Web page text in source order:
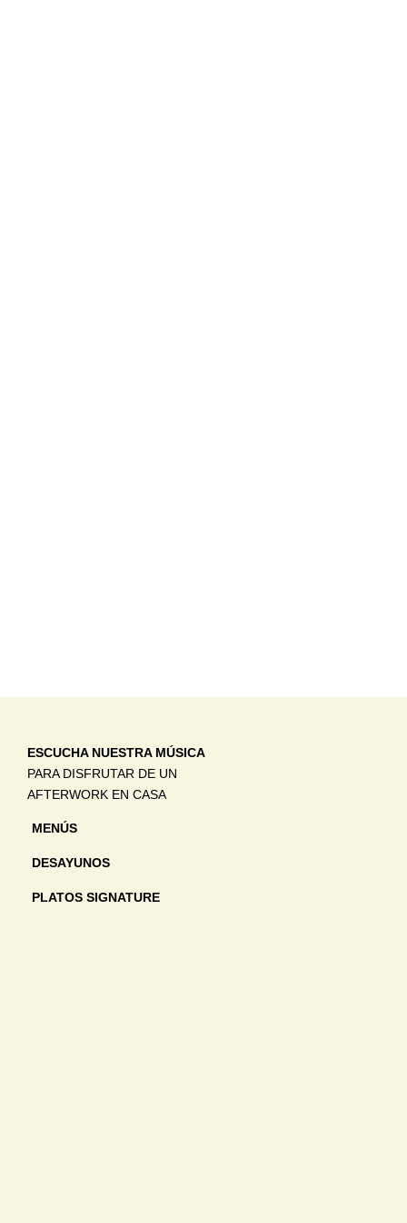
ESCUCHA NUESTRA MÚSICA
PARA DISFRUTAR DE UN
AFTERWORK EN CASA
MENÚS
DESAYUNOS
PLATOS SIGNATURE